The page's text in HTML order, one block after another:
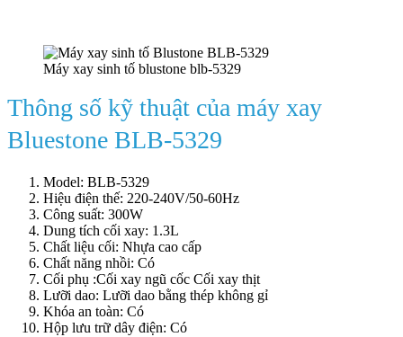
Máy xay sinh tố blustone blb-5329
Thông số kỹ thuật của máy xay
Bluestone BLB-5329
Model: BLB-5329
Hiệu điện thế: 220-240V/50-60Hz
Công suất: 300W
Dung tích cối xay: 1.3L
Chất liệu cối: Nhựa cao cấp
Chất năng nhồi: Có
Cối phụ :Cối xay ngũ cốc Cối xay thịt
Lưỡi dao: Lưỡi dao bằng thép không gỉ
Khóa an toàn: Có
Hộp lưu trữ dây điện: Có